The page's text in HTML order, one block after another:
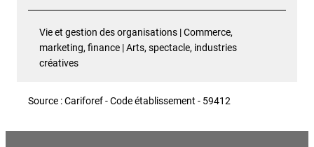
Vie et gestion des organisations | Commerce,
marketing, finance | Arts, spectacle, industries
créatives
Source : Cariforef - Code établissement - 59412